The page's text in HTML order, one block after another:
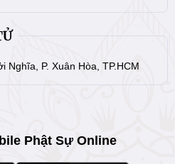
Nghĩa, P. Xuân Hòa, TP.HCM
Phật Sự Online